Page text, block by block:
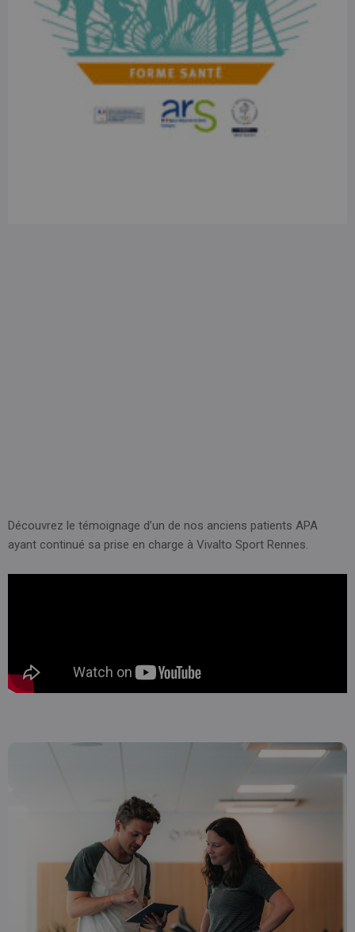
Découvrez le témoignage d’un de nos anciens patients APA
ayant continué sa prise en charge à Vivalto Sport Rennes.